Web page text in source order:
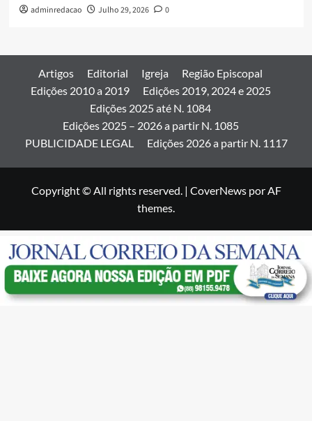
adminredacao Julho 29, 2026 0
Artigos Editorial Igreja
Região Episcopal
Edições 2010 a 2019
Edições 2019, 2024 e 2025
Edições 2025 até N. 1084
Edições 2025 – 2026 a partir N. 1085
PUBLICIDADE LEGAL
Edições 2026 a partir N. 1117
Copyright © All rights reserved. | CoverNewspor AF
themes.